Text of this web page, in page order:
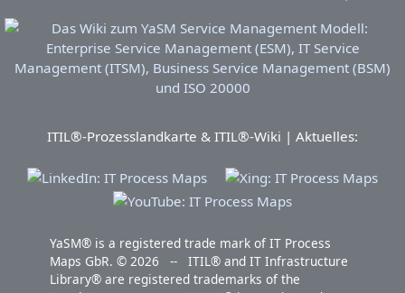
ITIL®-Prozesslandkarte & ITIL®-Wiki | Aktuelles:
YaSM® is a registered trade mark of IT Process
Maps GbR. © 2026 -- ITIL® and IT Infrastructure
Library® are registered trademarks of the